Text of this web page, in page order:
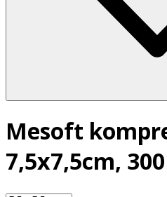
Mesoft
7,5x7,5cm,